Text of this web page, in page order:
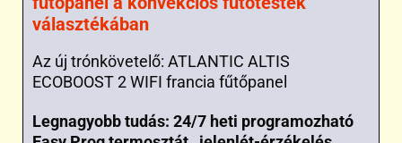
választékában
Az új trónkövetelő: ATLANTIC ALTIS
ECOBOOST 2 WIFI francia fűtőpanel
Legnagyobb tudás: 24/7 heti programozható